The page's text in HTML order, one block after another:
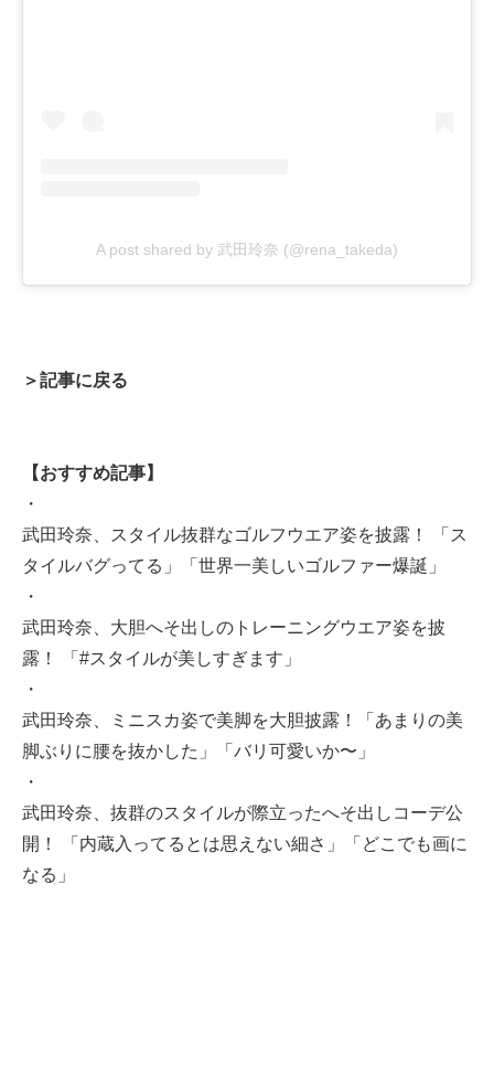
A post shared by 武田玲奈 (@rena_takeda)
＞記事に戻る
【おすすめ記事】
・
武田玲奈、スタイル抜群なゴルフウエア姿を披露！ 「ス
タイルバグってる」「世界一美しいゴルファー爆誕」
・
武田玲奈、大胆へそ出しのトレーニングウエア姿を披
露！ 「#スタイルが美しすぎます」
・
武田玲奈、ミニスカ姿で美脚を大胆披露！「あまりの美
脚ぶりに腰を抜かした」「バリ可愛いか〜」
・
武田玲奈、抜群のスタイルが際立ったへそ出しコーデ公
開！ 「内蔵入ってるとは思えない細さ」「どこでも画に
なる」